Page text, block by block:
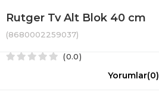
Rutger Tv Alt Blok 40 cm
(8680002259037)
0.0
Yorumlar(0)